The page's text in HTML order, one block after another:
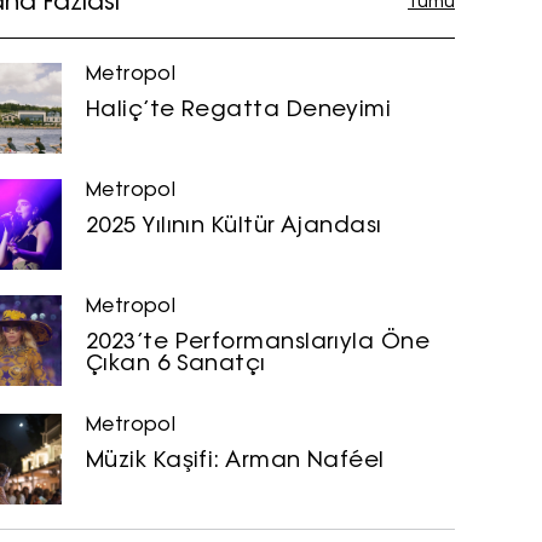
Metropol
Haliç’te Regatta Deneyimi
Metropol
2025 Yılının Kültür Ajandası
Metropol
2023’te Performanslarıyla Öne
Çıkan 6 Sanatçı
Metropol
Müzik Kaşifi: Arman Naféel